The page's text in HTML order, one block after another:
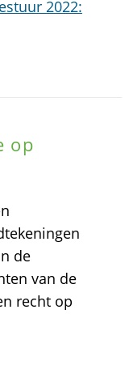
2022:
op
de
van de
recht op